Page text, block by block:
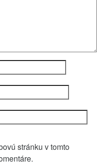
stránku v tomto